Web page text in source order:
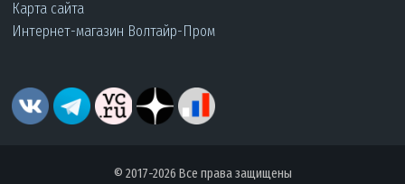
Карта сайта
Интернет-магазин Волтайр-Пром
© 2017-2026 Все права защищены